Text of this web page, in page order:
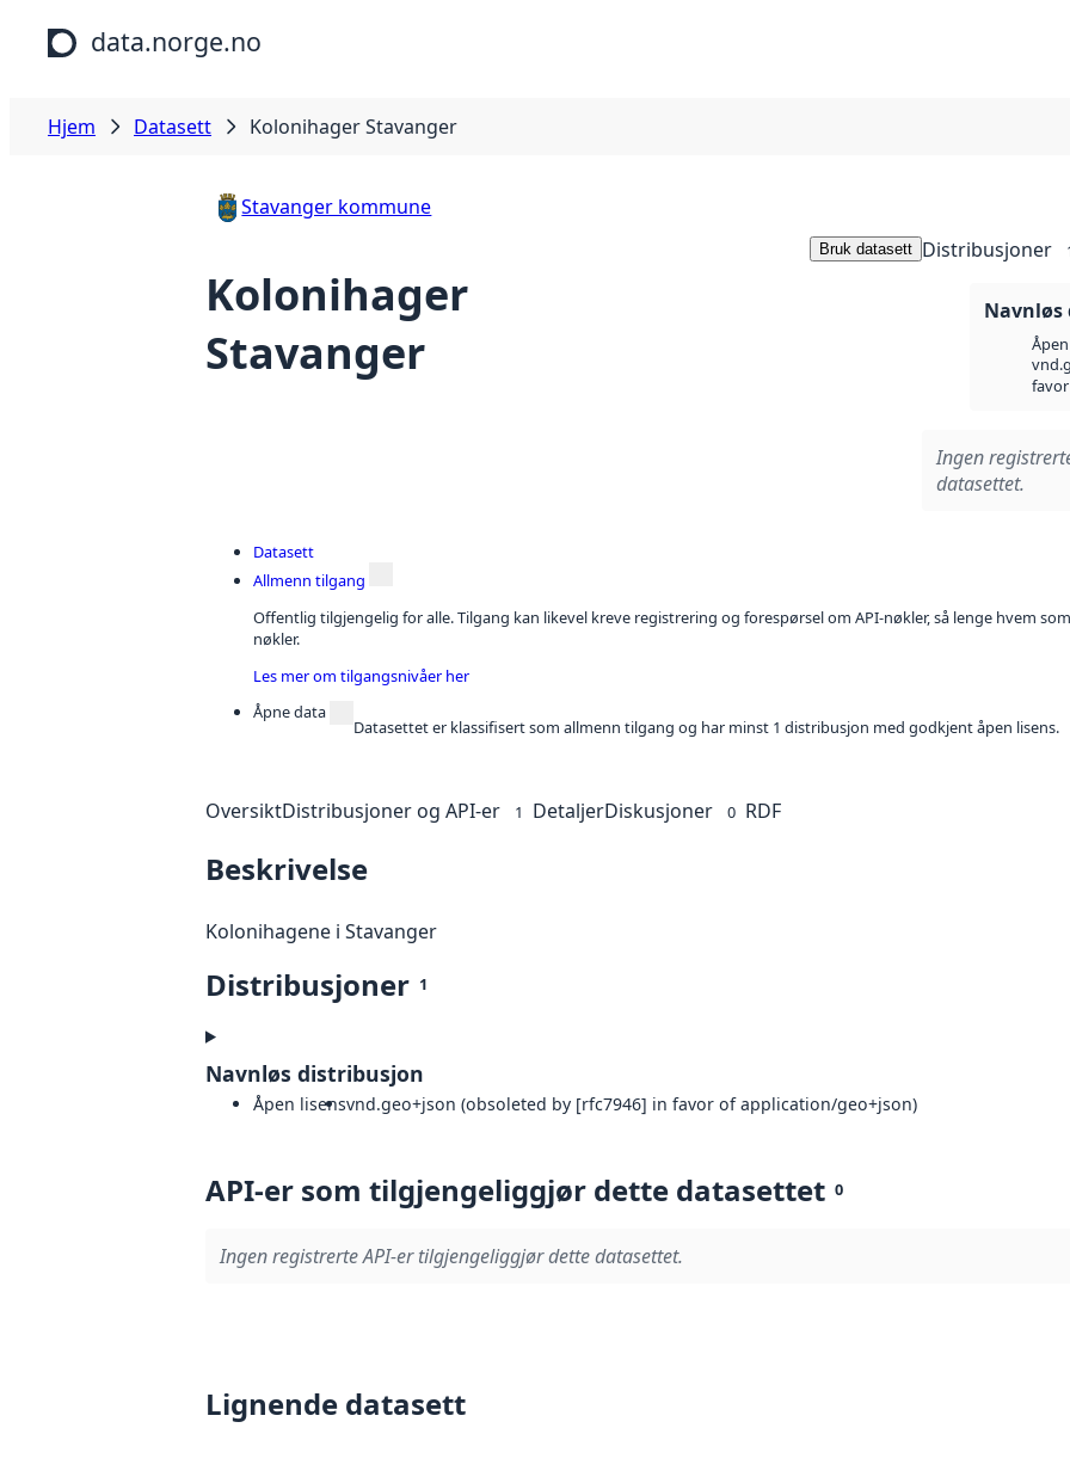
Hopp til hovedinnhold
data.norge.no
Hjem Datasett Kolonihager Stavanger
Stavanger kommune
Kolonihager
Stavanger
Bruk datasett Distribusjoner
Ingen
datasettet.
Datasett
Allmenn tilgang
Offentlig tilgjengelig for alle. Tilgang kan likevel kreve registrering og forespørsel om API-nøkler, så lenge hvem
nøkler.
Les mer om tilgangsnivåer her
Åpne data
Datasettet er klassifisert som allmenn tilgang og har minst 1 distribusjon med godkjent åpen lisens.
OversiktDistribusjoner og API-er 1 DetaljerDiskusjoner 0 RDF
Beskrivelse
Kolonihagene i Stavanger
Distribusjoner 1
Navnløs distribusjon
Åpen lisensvnd.geo+json (obsoleted by [rfc7946] in favor of application/geo+json)
API-er som tilgjengeliggjør dette datasettet 0
Ingen registrerte API-er tilgjengeliggjør dette datasettet.
Lignende datasett